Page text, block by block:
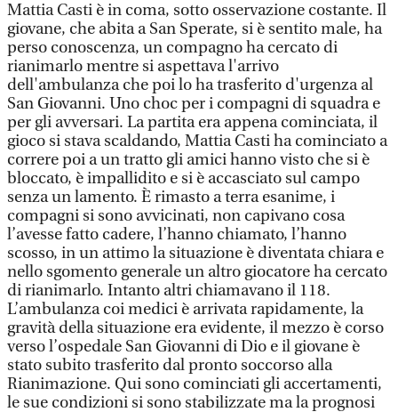
Mattia Casti è in coma, sotto osservazione costante. Il
giovane, che abita a San Sperate, si è sentito male, ha
perso conoscenza, un compagno ha cercato di
rianimarlo mentre si aspettava l'arrivo
dell'ambulanza che poi lo ha trasferito d'urgenza al
San Giovanni. Uno choc per i compagni di squadra e
per gli avversari. La partita era appena cominciata, il
gioco si stava scaldando, Mattia Casti ha cominciato a
correre poi a un tratto gli amici hanno visto che si è
bloccato, è impallidito e si è accasciato sul campo
senza un lamento. È rimasto a terra esanime, i
compagni si sono avvicinati, non capivano cosa
l’avesse fatto cadere, l’hanno chiamato, l’hanno
scosso, in un attimo la situazione è diventata chiara e
nello sgomento generale un altro giocatore ha cercato
di rianimarlo. Intanto altri chiamavano il 118.
L’ambulanza coi medici è arrivata rapidamente, la
gravità della situazione era evidente, il mezzo è corso
verso l’ospedale San Giovanni di Dio e il giovane è
stato subito trasferito dal pronto soccorso alla
Rianimazione. Qui sono cominciati gli accertamenti,
le sue condizioni si sono stabilizzate ma la prognosi